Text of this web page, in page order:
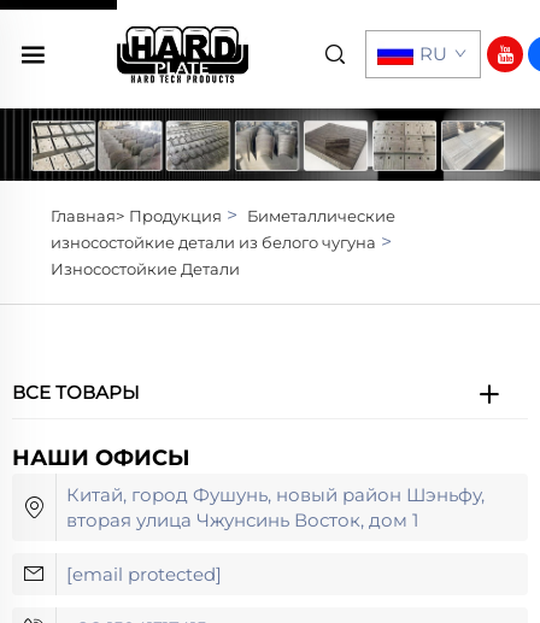
RU
Главная> Продукция >
Биметаллические
износостойкие детали из белого чугуна >
Износостойкие Детали
ВСЕ ТОВАРЫ
НАШИ ОФИСЫ
Китай, город Фушунь, новый район Шэньфу,
вторая улица Чжунсинь Восток, дом 1
[email protected]